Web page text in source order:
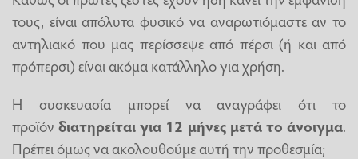
τους, είναι απόλυτα φυσικό να αναρωτιόμαστε αν το
αντηλιακό που μας περίσσεψε από πέρσι (ή και από
πρόπερσι) είναι ακόμα κατάλληλο για χρήση.
Η συσκευασία μπορεί να αναγράφει ότι το
προϊόνδιατηρείται για 12 μήνες μετά το άνοιγμα.
Πρέπει όμως να ακολουθούμε αυτή την προθεσμία;